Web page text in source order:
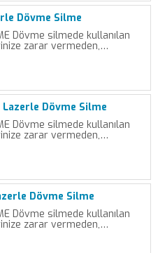
Dövme Silme
Dövme silmede kullanılan
zarar vermeden,…
Lazerle Dövme Silme
Dövme silmede kullanılan
zarar vermeden,…
Dövme Silme
Dövme silmede kullanılan
zarar vermeden,…